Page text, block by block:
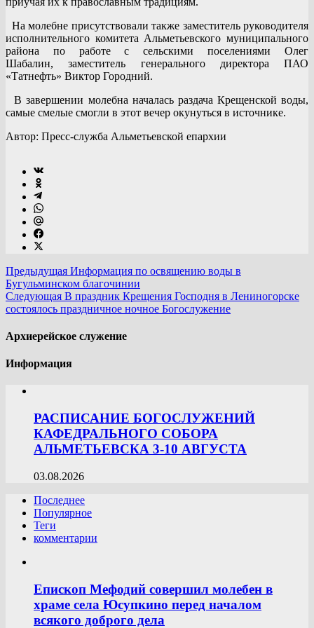
На молебне присутствовали также заместитель руководителя
исполнительного комитета Альметьевского муниципального
района по работе с сельскими поселениями Олег
Шабалин, заместитель генерального директора ПАО
«Татнефть» Виктор Городний.
В завершении молебна началась раздача Крещенской воды,
самые смелые смогли в этот вечер окунуться в источнике.
Автор: Пресс-служба Альметьевской епархии
Предыдущая Информация по освящению воды в
Бугульминском благочинии
Следующая В праздник Крещения Господня в Лениногорске
состоялось праздничное ночное Богослужение
Архиерейское служение
Информация
РАСПИСАНИЕ БОГОСЛУЖЕНИЙ
КАФЕДРАЛЬНОГО СОБОРА
АЛЬМЕТЬЕВСКА 3-10 АВГУСТА
03.08.2026
Последнее
Популярное
Теги
комментарии
Епископ Мефодий совершил молебен в
храме села Юсупкино перед началом
всякого доброго дела